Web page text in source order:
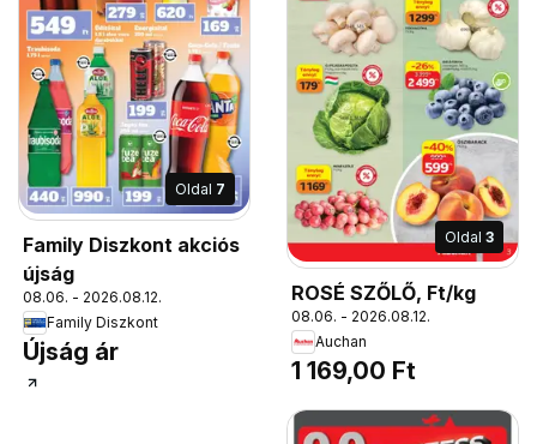
Oldal 7
Family Diszkont akciós
újság
08.06. - 2026.08.12.
Family Diszkont
Újság ár
Oldal 3
ROSÉ SZŐLŐ, Ft/kg
08.06. - 2026.08.12.
Auchan
1 169,00 Ft